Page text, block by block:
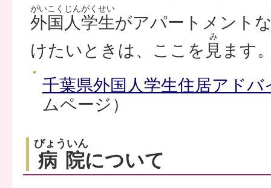
外国人学生
がいこくじんがくせい
がアパートメント
けたいときは、ここを 見
み
ます
千葉県外国人学生住居アドバ
ムページ）
病院
びょういん
について